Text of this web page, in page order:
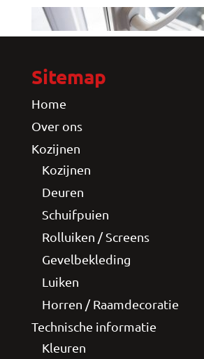
Sitemap
Home
Over ons
Kozijnen
Kozijnen
Deuren
Schuifpuien
Rolluiken / Screens
Gevelbekleding
Luiken
Horren / Raamdecoratie
Technische informatie
Kleuren